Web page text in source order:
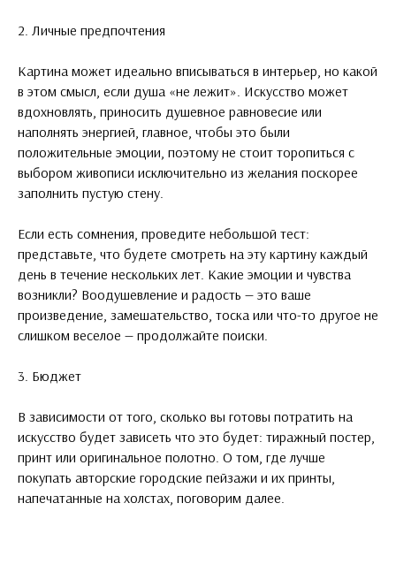
2. Личные предпочтения
Картина может идеально вписываться в интерьер, но какой
в этом смысл, если душа «не лежит». Искусство может
вдохновлять, приносить душевное равновесие или
наполнять энергией, главное, чтобы это были
положительные эмоции, поэтому не стоит торопиться с
выбором живописи исключительно из желания поскорее
заполнить пустую стену.
Если есть сомнения, проведите небольшой тест:
представьте, что будете смотреть на эту картину каждый
день в течение нескольких лет. Какие эмоции и чувства
возникли? Воодушевление и радость — это ваше
произведение, замешательство, тоска или что-то другое не
слишком веселое — продолжайте поиски.
3. Бюджет
В зависимости от того, сколько вы готовы потратить на
искусство будет зависеть что это будет: тиражный постер,
принт или оригинальное полотно. О том, где лучше
покупать авторские городские пейзажи и их принты,
напечатанные на холстах, поговорим далее.